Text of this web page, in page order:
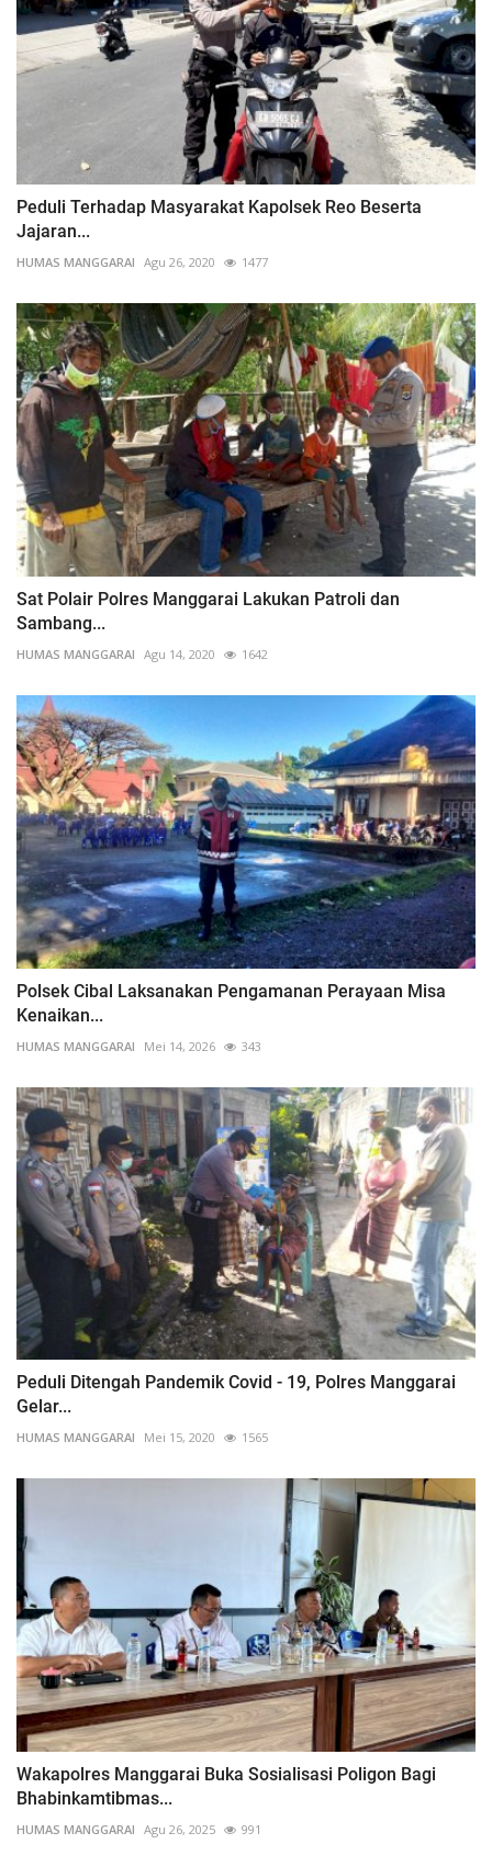
Peduli Terhadap Masyarakat Kapolsek Reo Beserta
Jajaran...
HUMAS MANGGARAI Agu 26, 2020 1477
Sat Polair Polres Manggarai Lakukan Patroli dan
Sambang...
HUMAS MANGGARAI Agu 14, 2020 1642
Polsek Cibal Laksanakan Pengamanan Perayaan Misa
Kenaikan...
HUMAS MANGGARAI Mei 14, 2026 343
Peduli Ditengah Pandemik Covid - 19, Polres Manggarai
Gelar...
HUMAS MANGGARAI Mei 15, 2020 1565
Wakapolres Manggarai Buka Sosialisasi Poligon Bagi
Bhabinkamtibmas...
HUMAS MANGGARAI Agu 26, 2025 991